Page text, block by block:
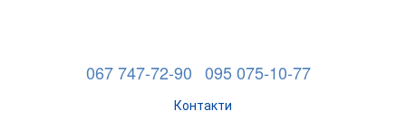
067 747-72-90 095 075-10-77
Контакти